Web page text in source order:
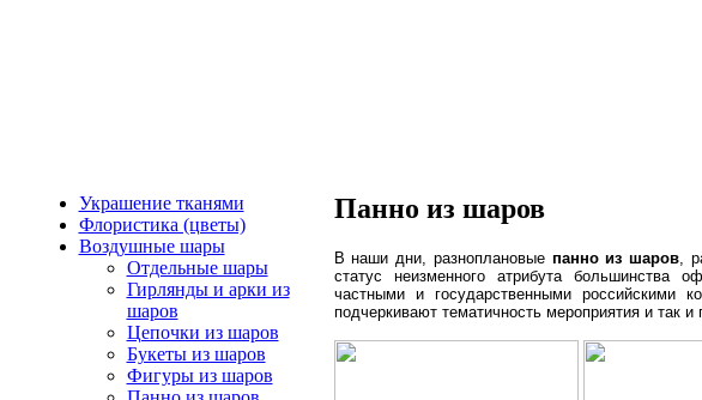
Украшение тканями
Флористика (цветы)
Воздушные шары
Отдельные шары
Гирлянды и арки из
шаров
Цепочки из шаров
Букеты из шаров
Фигуры из шаров
Панно из шаров
В наши дни, разноплановые панно из шаров ,
статус неизменного атрибута большинства
частными и государственными российскими
подчеркивают тематичность мероприятия и так